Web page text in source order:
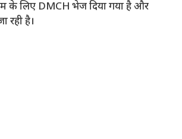
के लिए DMCH भेज दिया गया है और
रही है।